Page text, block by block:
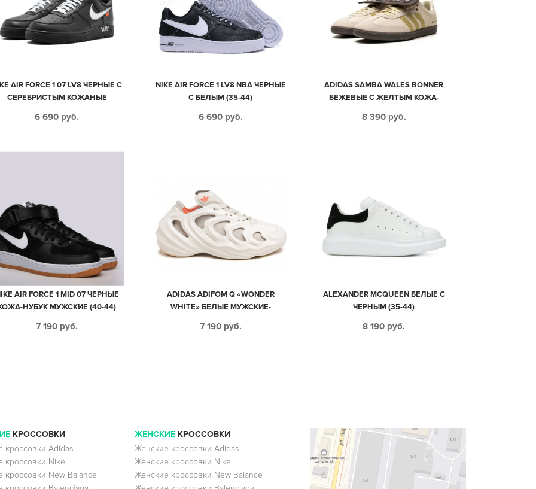
AIR FORCE 1 07 LV8 ЧЕРНЫЕ С
СЕРЕБРИСТЫМ КОЖАНЫЕ
6 690 руб.
NIKE AIR FORCE 1 LV8 NBA ЧЕРНЫЕ
С БЕЛЫМ (35-44)
6 690 руб.
ADIDAS SAMBA WALES BONNER
БЕЖЕВЫЕ С ЖЕЛТЫМ КОЖА-
8 390 руб.
AIR FORCE 1 MID 07 ЧЕРНЫЕ
НУБУК МУЖСКИЕ (40-44)
7 190 руб.
ADIDAS ADIFOM Q «WONDER
WHITE» БЕЛЫЕ МУЖСКИЕ-
7 190 руб.
ALEXANDER MCQUEEN БЕЛЫЕ С
ЧЕРНЫМ (35-44)
8 190 руб.
КРОССОВКИ
кроссовки Adidas
кроссовки Nike
кроссовки New Balance
ЖЕНСКИЕКРОССОВКИ
Женские кроссовки Adidas
Женские кроссовки Nike
Женские кроссовки New Balance